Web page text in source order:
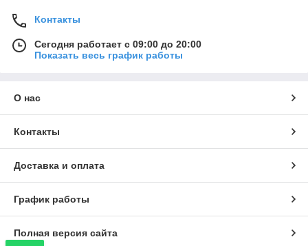
Контакты
Сегодня работает с 09:00 до 20:00
Показать весь график работы
О нас
Контакты
Доставка и оплата
График работы
Полная версия сайта